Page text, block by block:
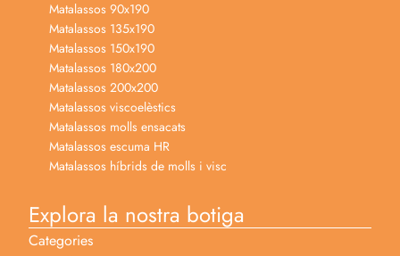
Col·leccions
MATALASSOS
Matalassos 90x190
Matalassos 135x190
Matalassos 150x190
Matalassos 180x200
Matalassos 200x200
Matalassos viscoelèstics
Matalassos escuma HR
Matalassos híbrids de molls i visc